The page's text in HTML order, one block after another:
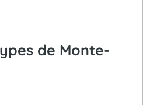
de Monte-